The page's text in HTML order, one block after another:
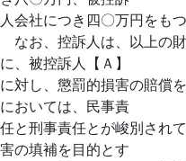
人会社につき四〇万円をも
なお、控訴人は、以上の
に、被控訴人【Ａ】
に対し、懲罰的損害の賠償
においては、民事責
任と刑事責任とが峻別され
害の填補を目的とす